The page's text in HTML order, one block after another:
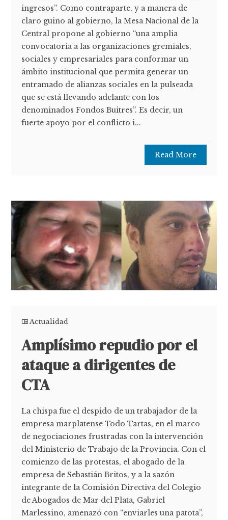
ingresos”. Como contraparte, y a manera de
claro guiño al gobierno, la Mesa Nacional de la
Central propone al gobierno “una amplia
convocatoria a las organizaciones gremiales,
sociales y empresariales para conformar un
ámbito institucional que permita generar un
entramado de alianzas sociales en la pulseada
que se está llevando adelante con los
denominados Fondos Buitres”. Es decir, un
fuerte apoyo por el conflicto i...
Read More
Actualidad
Amplísimo repudio por el
ataque a dirigentes de
CTA
La chispa fue el despido de un trabajador de la
empresa marplatense Todo Tartas, en el marco
de negociaciones frustradas con la intervención
del Ministerio de Trabajo de la Provincia. Con el
comienzo de las protestas, el abogado de la
empresa de Sebastián Britos, y a la sazón
integrante de la Comisión Directiva del Colegio
de Abogados de Mar del Plata, Gabriel
Marlessino, amenazó con “enviarles una patota”,